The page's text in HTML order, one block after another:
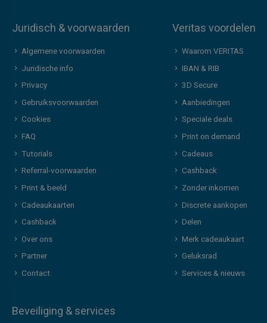
Juridisch & voorwaarden
Algemene voorwaarden
Juridische info
Privacy
Gebruiksvoorwaarden
Cookies
FAQ
Tutorials
Referral-voorwaarden
Print & beeld
Cadeaukaarten
Cashback
Over ons
Partner
Contact
Veritas voordelen
Waarom VERITAS
IBAN & RIB
3D Secure
Aanbiedingen
Speciale deals
Print on demand
Cadeaus
Cashback
Zonder inkomen
Discrete aankopen
Delen
Merk cadeaukaart
Geluksrad
Services & nieuws
Beveiliging & services